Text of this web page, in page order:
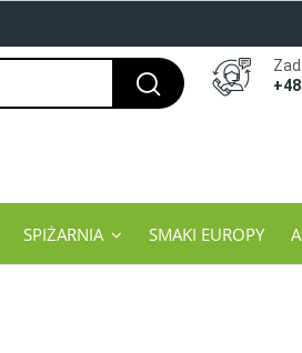
SPIŻARNIA SMAKI EUROPY